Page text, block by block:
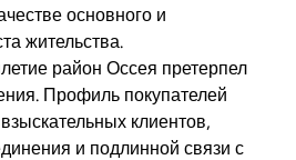
основного и
жительства.
район Оссея претерпел
Профиль покупателей
клиентов,
и подлинной связи с